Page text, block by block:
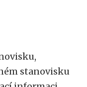
stanovisku